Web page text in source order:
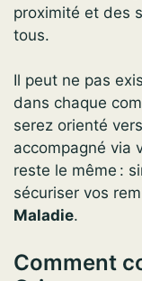
proximité et des
tous.
Il peut ne pas
dans chaque
serez orienté
accompagné via
reste le même :
sécuriser vos
Maladie.
Comment